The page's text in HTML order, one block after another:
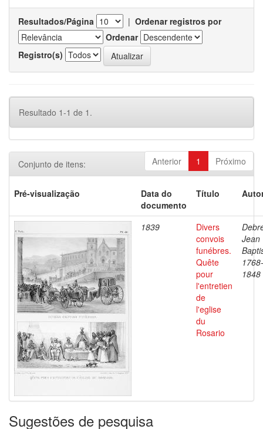
Resultados/Página | Ordenar registros por
Ordenar
Registro(s)
Resultado 1-1 de 1.
Anterior 1 Próximo
Conjunto de itens:
Pré-visualização
Data do
documento
Título
1839
Divers
convois
funébres.
Quête
pour
l'entretien
de
l'eglise
du
Rosario
Jean
1768-
1848
Sugestões de pesquisa